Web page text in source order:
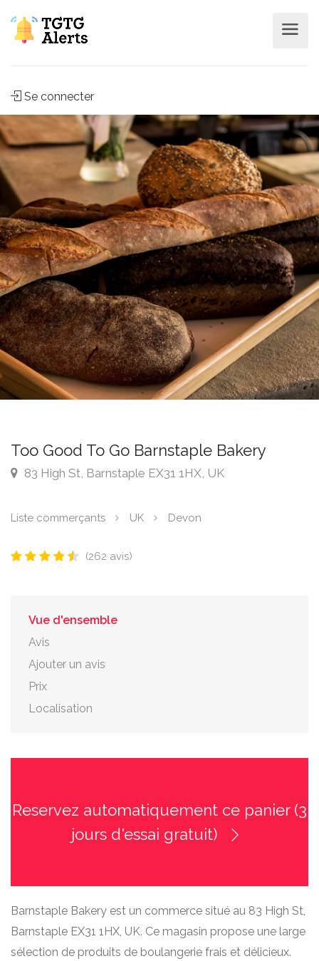
Se connecter
Too Good To Go Barnstaple Bakery
83 High St, Barnstaple EX31 1HX, UK
Liste commerçants UK Devon
(262 avis)
Vue d'ensemble
Avis
Ajouter un avis
Prix
Localisation
Reservez automatiquement ce panier (3
jours d'essai gratuit)
Barnstaple Bakery est un commerce situé au 83 High St,
Barnstaple EX31 1HX, UK. Ce magasin propose une large
sélection de produits de boulangerie frais et délicieux.